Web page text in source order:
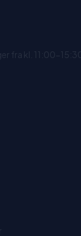
fra kl. 11:00-15:30.